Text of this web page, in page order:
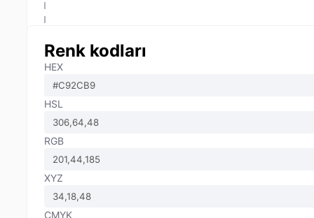
Renk kodları
HEX
HSL
RGB
XYZ
CMYK